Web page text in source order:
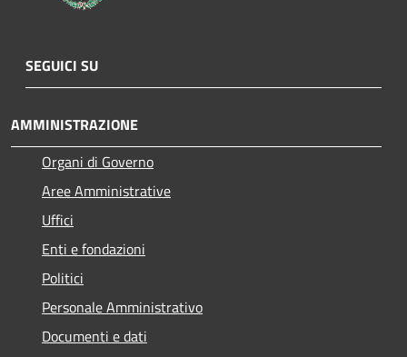
SEGUICI SU
AMMINISTRAZIONE
Organi di Governo
Aree Amministrative
Uffici
Enti e fondazioni
Politici
Personale Amministrativo
Documenti e dati